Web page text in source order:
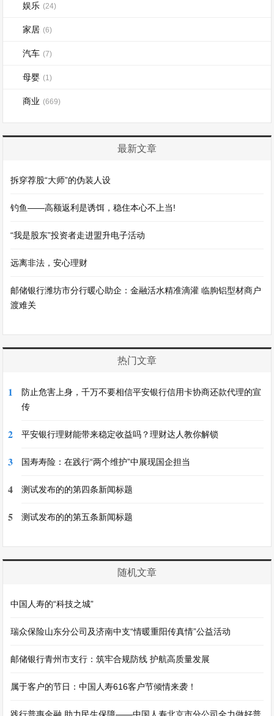
娱乐 (24)
家居 (6)
汽车 (7)
母婴 (1)
商业 (669)
最新文章
拆穿荐股“大师”的伪装人设
钓鱼——高额返利是诱饵，稳住本心不上当!
“我是股东”投资者走进盟升电子活动
远离非法，安心理财
邮储银行潍坊市分行暖心助企：金融活水精准滴灌 临朐铝型材商户
渡难关
热门文章
1
防止危害上身，千万不要相信平安银行信用卡协商还款代理的宣
传
2 平安银行理财能带来稳定收益吗？理财达人教你解锁
3 国寿寿险：在践行“两个维护”中展现国企担当
4 测试发布的的第四条新闻标题
5 测试发布的的第五条新闻标题
随机文章
中国人寿的“科技之城”
瑞众保险山东分公司及济南中支“情暖重阳传真情”公益活动
邮储银行青州市支行：筑牢合规防线 护航高质量发展
属于客户的节日：中国人寿616客户节倾情来袭！